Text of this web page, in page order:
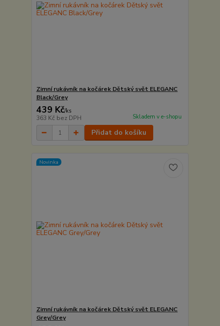
Zimní rukávník na kočárek Dětský svět ELEGANC
Black/Grey
439 Kč/ks
363 Kč bez DPH Skladem v e-shopu
Přidat do košíku
Novinka
Zimní rukávník na kočárek Dětský svět ELEGANC
Grey/Grey